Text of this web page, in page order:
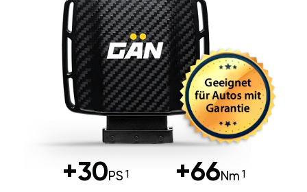
+30PS +66Nm